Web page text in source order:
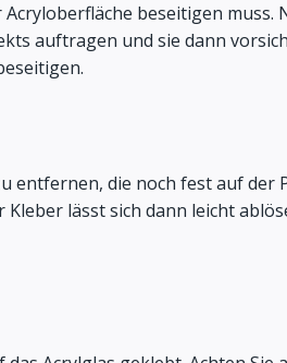
beseitigen
auftragen und sie dann
entfernen, die noch fest auf
lässt sich dann leicht